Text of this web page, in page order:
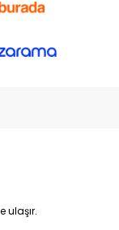
ulaşır.